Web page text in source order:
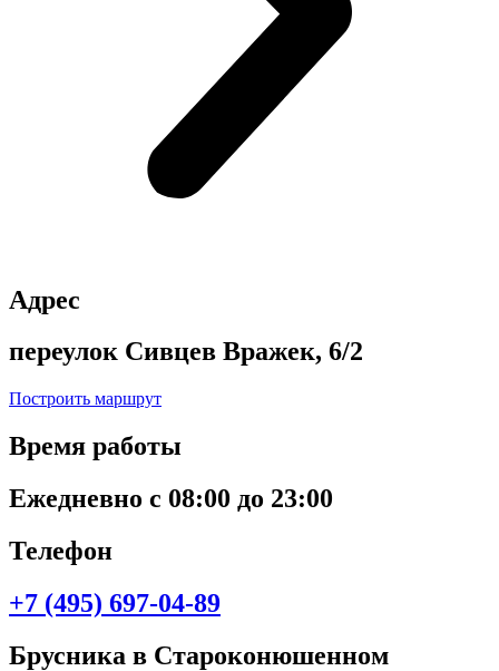
Адрес
переулок Сивцев Вражек, 6/2
Построить маршрут
Время работы
Ежедневно с 08:00 до 23:00
Телефон
+7 (495) 697-04-89
Брусника в Староконюшенном